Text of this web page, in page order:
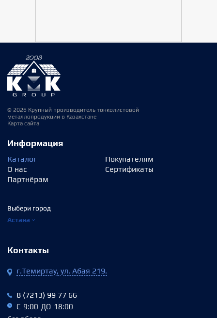
© 2026 Крупный производитель тонколистовой
металлопродукции в Казахстане
Карта сайта
Информация
Каталог
О нас
Партнёрам
Покупателям
Сертификаты
Выбери город
Астана
Контакты
г.Темиртау, ул. Абая 219.
8 (7213) 99 77 66
С 9:00 ДО 18:00